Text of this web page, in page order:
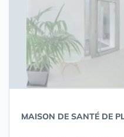
MAISON DE SANTÉ DE